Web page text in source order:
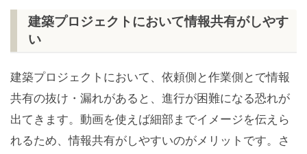
建築プロジェクトにおいて情報共有がしやす
い
建築プロジェクトにおいて、依頼側と作業側とで情報
共有の抜け・漏れがあると、進行が困難になる恐れが
出てきます。動画を使えば細部までイメージを伝えら
れるため、情報共有がしやすいのがメリットです。さ